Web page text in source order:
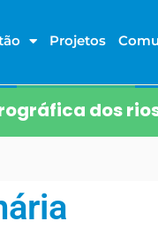
Projetos
dos